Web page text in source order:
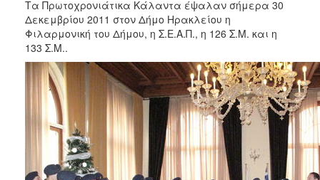
2021
2020
2019
2018
2017
2016
2015
2013
2012
Τα Πρωτοχρονιάτικα Κάλαντα έψαλαν σήμερα 30
Δεκεμβρίου 2011 στον Δήμο Ηρακλείου η
Φιλαρμονική του Δήμου, η Σ.Ε.Α.Π., η 126 Σ.Μ. και η
133 Σ.Μ..